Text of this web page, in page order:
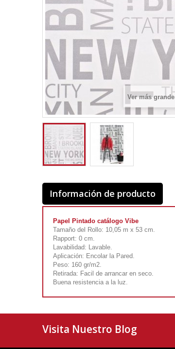
Ver más grande
Información de producto
Papel Pintado catálogo Vibe
Tamaño del Rollo: 10,05 m x 53 cm.
Rapport: 0 cm.
Lavabilidad: Lavable.
Aplicación: Encolar la Pared.
Peso: 160 gr/m2.
Retirada: Facil de arrancar en seco.
Buena resistencia a la luz.
Visita Nuestro Blog